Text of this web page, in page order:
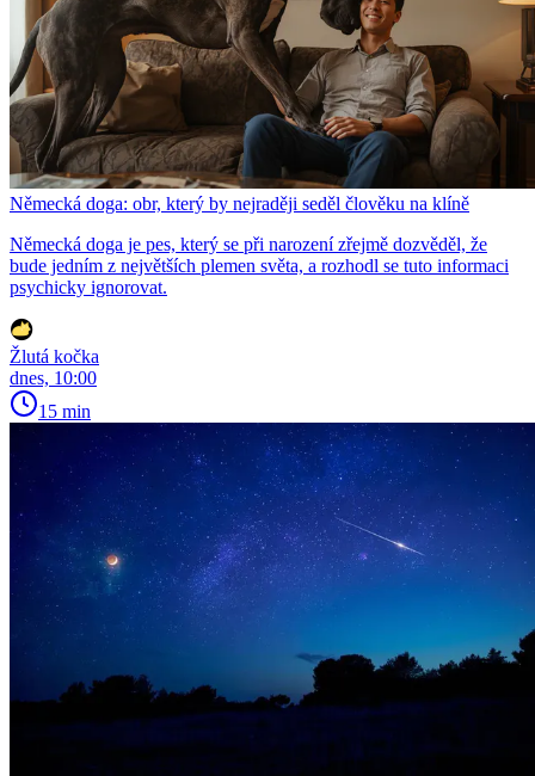
Německá doga: obr, který by nejraději seděl člověku na klíně
Německá doga je pes, který se při narození zřejmě dozvěděl, že
bude jedním z největších plemen světa, a rozhodl se tuto informaci
psychicky ignorovat.
Žlutá kočka
dnes, 10:00
15 min